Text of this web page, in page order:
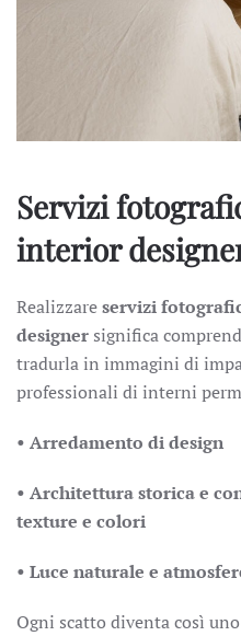
Servizi
interior
Realizzareservizi
designer significa
tradurla in immagini di
professionali di interni
• Arredamento di design
• Architettura storica e
texture e colori
• Luce naturale e
Ogni scatto diventa così